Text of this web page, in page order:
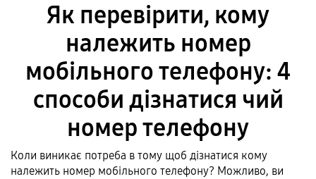
Як перевірити, кому
належить номер
мобільного телефону: 4
способи дізнатися чий
номер телефону
Коли виникає потреба в тому щоб дізнатися кому
належить номер мобільного телефону? Можливо, ви